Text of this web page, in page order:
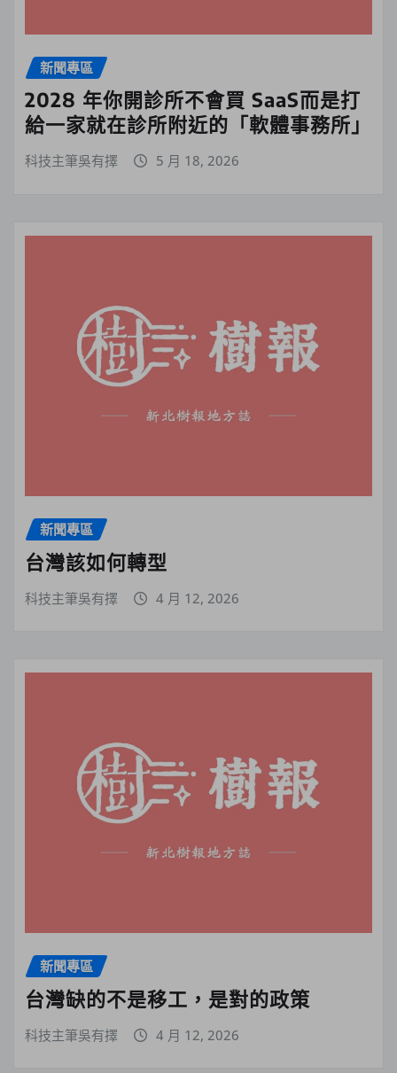
新聞專區
2028 年你開診所不會買 SaaS而是打
給一家就在診所附近的「軟體事務所」
科技主筆吳有擇 5 月 18, 2026
新聞專區
台灣該如何轉型
科技主筆吳有擇 4 月 12, 2026
新聞專區
台灣缺的不是移工，是對的政策
科技主筆吳有擇 4 月 12, 2026